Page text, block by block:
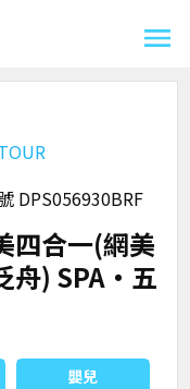
DPS056930BRF
四合一(網美
舟) SPA‧五
嬰兒